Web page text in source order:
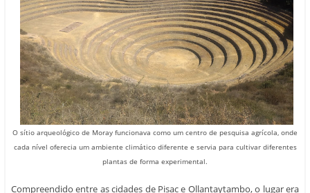
O sítio arqueológico de Moray funcionava como um centro de pesquisa agrícola, onde
cada nível oferecia um ambiente climático diferente e servia para cultivar diferentes
plantas de forma experimental.
Compreendido entre as cidades de Pisac e Ollantaytambo, o lugar era